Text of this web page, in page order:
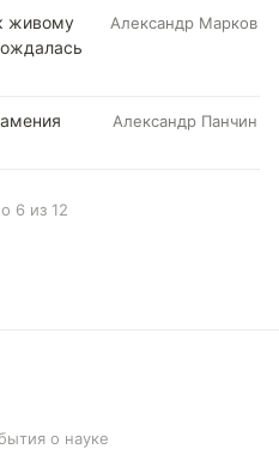
живому
Александр Марков
Александр Панчин
6 из 12
о науке